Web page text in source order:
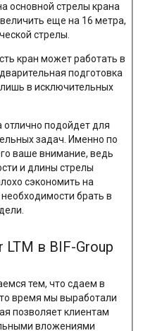
основной стрелы крана
еще на 16 метра,
стрелы.
кран может работать в
подготовка
в исключительных
отлично подойдет для
задач. Именно по
ваше внимание, ведь
и длины стрелы
сэкономить на
брать в
в BIF-Group
тем, что сдаем в
время мы выработали
позволяет клиентам
вложениями